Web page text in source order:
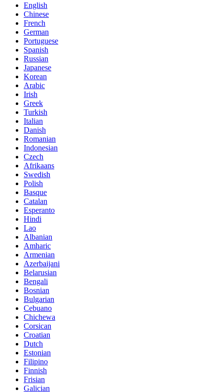
English
Chinese
French
German
Portuguese
Spanish
Russian
Japanese
Korean
Arabic
Irish
Greek
Turkish
Italian
Danish
Romanian
Indonesian
Czech
Afrikaans
Swedish
Polish
Basque
Catalan
Esperanto
Hindi
Lao
Albanian
Amharic
Armenian
Azerbaijani
Belarusian
Bengali
Bosnian
Bulgarian
Cebuano
Chichewa
Corsican
Croatian
Dutch
Estonian
Filipino
Finnish
Frisian
Galician